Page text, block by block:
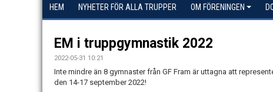
HEM NYHETER FÖR ALLA TRUPPER OM FÖRENINGEN
EM i truppgymnastik 2022
2022-05-31 10:21
Inte mindre än 8 gymnaster från GF Fram är uttagna att
den 14-17 september 2022!